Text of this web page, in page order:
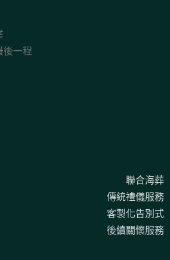
後一程
聯合海葬
傳統禮儀服務
客製化告別式
後續關懷服務